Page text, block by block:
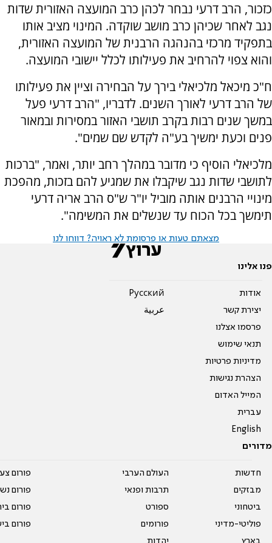
כזכור, הרב דרעי נבחר לכהן כרב המועצה האזורית שדות
נגב לאחר שכיהן כרב מושב שוקדה. המינוי מציב אותו
בתפקיד מרכזי בהנהגה הרבנית של המועצה האזורית,
והוא צפוי להרחיב את פעילותו לכלל יישובי המועצה.
ח"כ מיכאל מלכיאלי בירך על הבחירה וציין את פעילותו
של הרב דרעי לאורך השנים. לדבריו, "הרב דרעי פעל
במשך שנים רבות בקרב תושבי האזור במסירות ובמאור
פנים וכעת ימשיך בע"ה לקדש שם שמים".
מלכיאלי הוסיף כי מדובר במהלך רחב יותר, ואמר, "ברכות
לתושבי שדות נגב שיקבלו את שמגיע להם בזכות, מהפכת
מינויי הרבנים אותה מוביל יו"ר ש"ס הרב אריה דרעי
תימשך בכל הכוח עד שנשלים את המשימה".
מצאתם טעות או פרסומת לא ראויה? דווחו לנו
פנו אלינו
אודות
יצירת קשר
פרסמו אצלנו
תנאי שימוש
מדיניות פרטיות
הצהרת נגישות
המייל האדום
עברית
English
Pусский
عربية
מדורים
חדשות
מבזקים
ביטחוני
פוליטי-מדיני
בארץ
העולם הערבי
תרבות ופנאי
ספורט
פורומים
יהדות
פורום
פורום
פורום
פורום